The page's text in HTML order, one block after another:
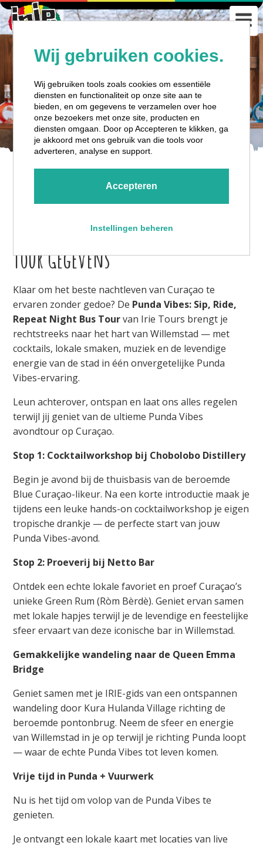
PUNDA VIBES: SIP, RIDE, REPEAT
Tour Gegevens
Klaar om het beste nachtleven van Curaçao te
ervaren zonder gedoe? De Punda Vibes: Sip, Ride,
Repeat Night Bus Tourvan Irie Tours brengt je
rechtstreeks naar het hart van Willemstad — met
cocktails, lokale smaken, muziek en de levendige
energie van de stad in één onvergetelijke Punda
Vibes-ervaring.
Leun achterover, ontspan en laat ons alles regelen
terwijl jij geniet van de ultieme Punda Vibes
avondtour op Curaçao.
Stop 1: Cocktailworkshop bij Chobolobo Distillery
Begin je avond bij de thuisbasis van de beroemde
Blue Curaçao-likeur. Na een korte introductie maak je
tijdens een leuke hands-on cocktailworkshop je eigen
tropische drankje — de perfecte start van jouw
Punda Vibes-avond.
Stop 2: Proeverij bij Netto Bar
Ontdek een echte lokale favoriet en proef Curaçao’s
unieke Green Rum (Ròm Bèrdè). Geniet ervan samen
met lokale hapjes terwijl je de levendige en feestelijke
sfeer ervaart van deze iconische bar in Willemstad.
Gemakkelijke wandeling naar de Queen Emma
Bridge
Geniet samen met je IRIE-gids van een ontspannen
wandeling door Kura Hulanda Village richting de
beroemde pontonbrug. Neem de sfeer en energie
van Willemstad in je op terwijl je richting Punda loopt
— waar de echte Punda Vibes tot leven komen.
Vrije tijd in Punda + Vuurwerk
Nu is het tijd om volop van de Punda Vibes te
genieten.
Je ontvangt een lokale kaart met locaties van live
Wij gebruiken cookies.
Wij gebruiken tools zoals cookies om essentiële
diensten en functionaliteit op onze site aan te
bieden, en om gegevens te verzamelen over hoe
onze bezoekers met onze site, producten en
diensten omgaan. Door op Accepteren te klikken, ga
je akkoord met ons gebruik van die tools voor
adverteren, analyse en support.
Accepteren
Instellingen beheren